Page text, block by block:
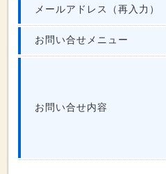
メールアドレス（再入力）
お問い合せメニュー
お問い合せ内容